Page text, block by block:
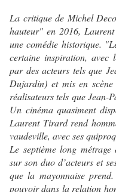
La critique de Michel
hauteur" en 2016,
une comédie historique.
certaine inspiration, avec
par des acteurs tels que
Dujardin) et mis en
réalisateurs tels que Jean-
Un cinéma quasiment
Laurent Tirard rend
vaudeville, avec ses
Le septième long
sur son duo d’acteurs et
que la mayonnaise
pouvoir dans la relation